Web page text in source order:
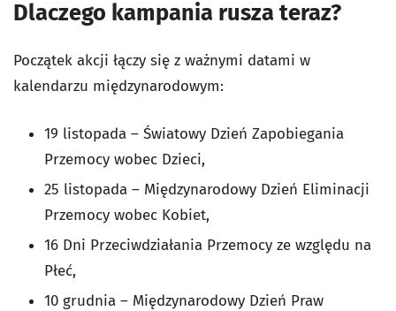
Dlaczego kampania rusza teraz?
Początek akcji łączy się z ważnymi datami w
kalendarzu międzynarodowym:
19 listopada – Światowy Dzień Zapobiegania
Przemocy wobec Dzieci,
25 listopada – Międzynarodowy Dzień Eliminacji
Przemocy wobec Kobiet,
16 Dni Przeciwdziałania Przemocy ze względu na
Płeć,
10 grudnia – Międzynarodowy Dzień Praw